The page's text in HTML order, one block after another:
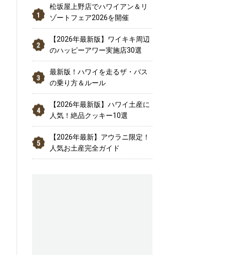
松坂屋上野店でハワイアン＆リ
ゾートフェア2026を開催
【2026年最新版】ワイキキ周辺
のハッピーアワー実施店30選
最新版！ハワイを走るザ・バス
の乗り方＆ルール
【2026年最新版】ハワイ土産に
人気！絶品クッキー10選
【2026年最新】アウラニ限定！
人気お土産完全ガイド